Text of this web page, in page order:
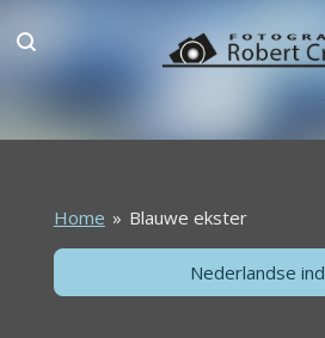
direct
Home » Blauwe ekster
Nederlandse